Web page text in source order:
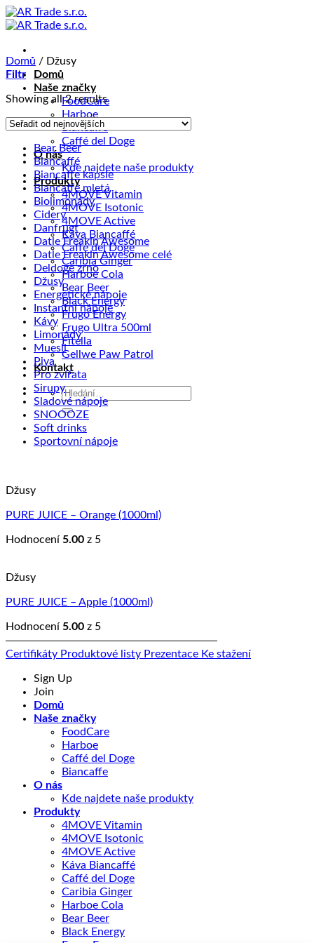
Přeskočit
na
Domů
Naše značky
FoodCare
Harboe
Biancaffé
Caffé del Doge
O nás
Kde najdete naše produkty
Produkty
4MOVE Vitamin
4MOVE Isotonic
4MOVE Active
Káva Biancaffé
Caffé del Doge
Caribia Ginger
Harboe Cola
Bear Beer
Black Energy
Frugo Energy
Frugo Ultra 500ml
Fitella
Gellwe Paw Patrol
Kontakt
Hledat:
Domů / Džusy
Filtr
Showing all 2 resultsSorted
Bear Beer
Biancaffé
Biancaffe kapsle
Biancaffé mletá
Biolimonády
Cidery
Danfrugt
Datle Freakin Awesome
Datle Freakin Awesome celé
Deldoge zrno
Džusy
Energetické nápoje
Instantní nápoje
Kávy
Limonády
Muesli
Piva
Pro zvířata
Sirupy
Sladové nápoje
SNOOOZE
Soft drinks
Sportovní nápoje
Džusy
PURE JUICE – Orange (1000ml)
Hodnocení 5.00 z 5
Džusy
PURE JUICE – Apple (1000ml)
Hodnocení 5.00 z 5
Certifikáty Produktové listy Prezentace Ke stažení
Sign Up
Join
Domů
Naše značky
FoodCare
Harboe
Caffé del Doge
Biancaffe
O nás
Kde najdete naše produkty
Produkty
4MOVE Vitamin
4MOVE Isotonic
4MOVE Active
Káva Biancaffé
Caffé del Doge
Caribia Ginger
Harboe Cola
Bear Beer
Black Energy